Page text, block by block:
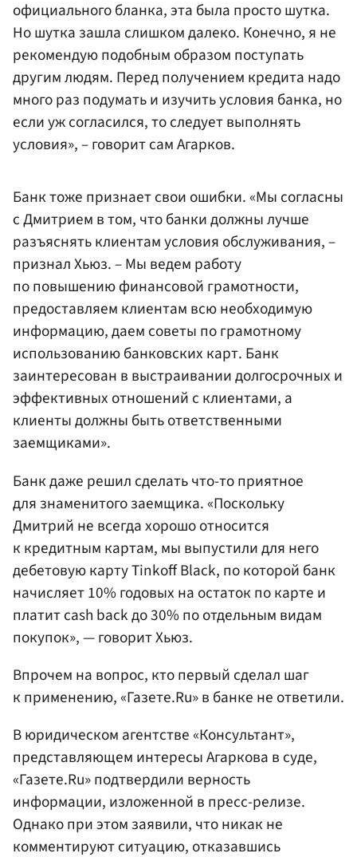
официального бланка, эта была просто шутка.
Но шутка зашла слишком далеко. Конечно, я не
рекомендую подобным образом поступать
другим людям. Перед получением кредита надо
много раз подумать и изучить условия банка, но
если уж согласился, то следует выполнять
условия», – говорит сам Агарков.
Банк тоже признает свои ошибки. «Мы согласны
с Дмитрием в том, что банки должны лучше
разъяснять клиентам условия обслуживания, –
признал Хьюз. – Мы ведем работу
по повышению финансовой грамотности,
предоставляем клиентам всю необходимую
информацию, даем советы по грамотному
использованию банковских карт. Банк
заинтересован в выстраивании долгосрочных и
эффективных отношений с клиентами, а
клиенты должны быть ответственными
заемщиками».
Банк даже решил сделать что-то приятное
для знаменитого заемщика. «Поскольку
Дмитрий не всегда хорошо относится
к кредитным картам, мы выпустили для него
дебетовую карту Tinkoff Black, по которой банк
начисляет 10% годовых на остаток по карте и
платит cash back до 30% по отдельным видам
покупок», — говорит Хьюз.
Впрочем на вопрос, кто первый сделал шаг
к применению, «Газете.Ru» в банке не ответили.
В юридическом агентстве «Консультант»,
представляющем интересы Агаркова в суде,
«Газете.Ru» подтвердили верность
информации, изложенной в пресс-релизе.
Однако при этом заявили, что никак не
комментируют ситуацию, отказавшись